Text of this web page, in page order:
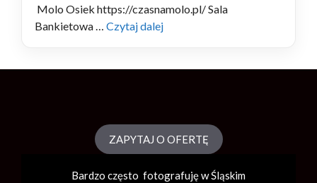
Molo Osiek https://czasnamolo.pl/ Sala
Bankietowa … Czytaj dalej
ZAPYTAJ O OFERTĘ
Bardzo często fotografuję w Śląskim